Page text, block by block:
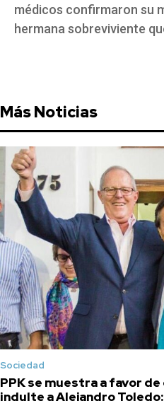
médicos confirmaron su
hermana sobreviviente
Más Noticias
Sociedad
PPK se muestra a favor
indulte a Alejandro